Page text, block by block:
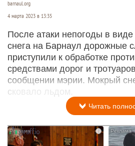
barnaul.org
4 марта 2023 в 13:35
После атаки непогоды в
снега на Барнаул дорожные
приступили к обработке
средствами дорог и
сообщении мэрии. Мокрый
сковало льдом.
Читать